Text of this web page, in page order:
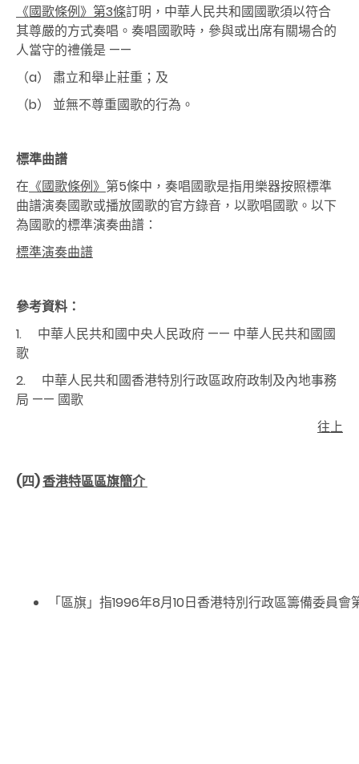
《國歌條例》第3條訂明，中華人民共和國國歌須以符合
其尊嚴的方式奏唱。奏唱國歌時，參與或出席有關場合的
人當守的禮儀是 ——
（a） 肅立和舉止莊重；及
（b） 並無不尊重國歌的行為。
標準曲譜
在 《國歌條例》 第5條中，奏唱國歌是指用樂器按照標準
曲譜演奏國歌或播放國歌的官方錄音，以歌唱國歌。以下
為國歌的標準演奏曲譜：
標準演奏曲譜
參考資料：
1. 中華人民共和國中央人民政府 —— 中華人民共和國國
歌
2. 中華人民共和國香港特別行政區政府政制及內地事務
局 —— 國歌
往上
(四)香港特區區旗簡介
「區旗」指1996年8月10日香港特別行政區籌備委員